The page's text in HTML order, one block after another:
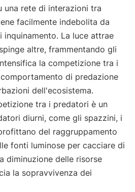
una rete di interazioni tra
facilmente indebolita da
La luce attrae
altre, frammentando gli
la competizione tra i
di predazione
dell'ecosistema.
tra i predatori è un
diurni, come gli spazzini, i
del raggruppamento
fonti luminose per cacciare di
diminuzione delle risorse
la sopravvivenza dei